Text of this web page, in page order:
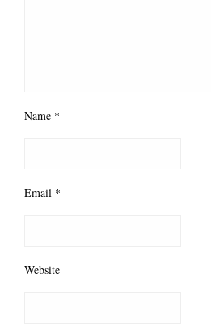
Name *
Email *
Website